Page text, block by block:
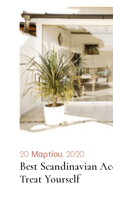
20 Μαρτίου, 2020
Best Scandinavian
Treat Yourself